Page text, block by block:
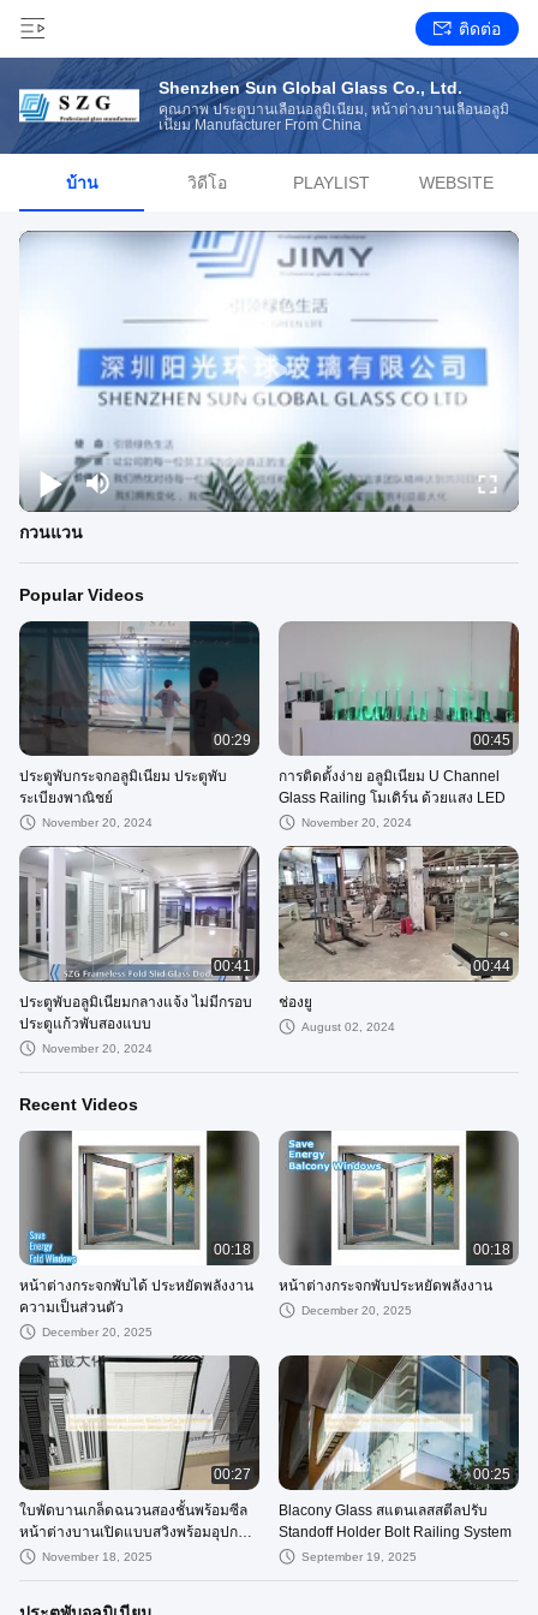
ติดต่อ
Shenzhen Sun Global Glass Co., Ltd.
คุณภาพ ประตูบานเลื่อนอลูมิเนียม, หน้าต่างบานเลื่อนอลูมิ
เนียม Manufacturer From China
บ้าน วิดีโอ PLAYLIST WEBSITE
กวนแวน
Popular Videos
00:29
ประตูพับกระจกอลูมิเนียม ประตูพับ
ระเบียงพาณิชย์
November 20, 2024
00:45
การติดตั้งง่าย อลูมิเนียม U Channel
Glass Railing โมเดิร์น ด้วยแสง LED
November 20, 2024
00:41
ประตูพับอลูมิเนียมกลางแจ้ง ไม่มีกรอบ
ประตูแก้วพับสองแบบ
November 20, 2024
00:44
ช่องยู
August 02, 2024
Recent Videos
00:18
หน้าต่างกระจกพับได้ ประหยัดพลังงาน
ความเป็นส่วนตัว
December 20, 2025
00:18
หน้าต่างกระจกพับประหยัดพลังงาน
December 20, 2025
00:27
ใบพัดบานเกล็ดฉนวนสองชั้นพร้อมซีล
หน้าต่างบานเปิดแบบสวิงพร้อมอุปกรณ์
มู่ลี่ด้านในระหว่างกระจก
November 18, 2025
00:25
Blacony Glass สแตนเลสสตีลปรับ
Standoff Holder Bolt Railing System
September 19, 2025